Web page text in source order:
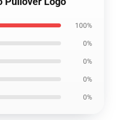
100%
0%
0%
0%
0%